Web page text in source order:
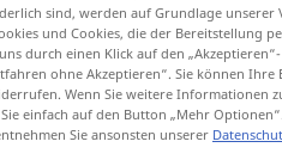
erregen)
sind, werden auf Grundlage unserer
und Cookies, die der Bereitstellung
durch einen Klick auf den
ohne Akzeptieren“. Sie können
Wenn Sie weitere Informationen
einfach auf den Button „Mehr
Sie ansonsten unserer